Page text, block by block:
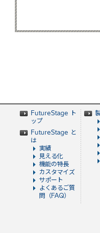
FutureStage ト
ップ
FutureStage と
は
実績
見える化
機能の特長
カスタマイズ
サポート
よくあるご質
問（FAQ）